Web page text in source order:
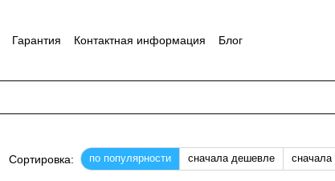
Гарантия Контактная информация Блог
Сортировка: по популярности сначала дешевле